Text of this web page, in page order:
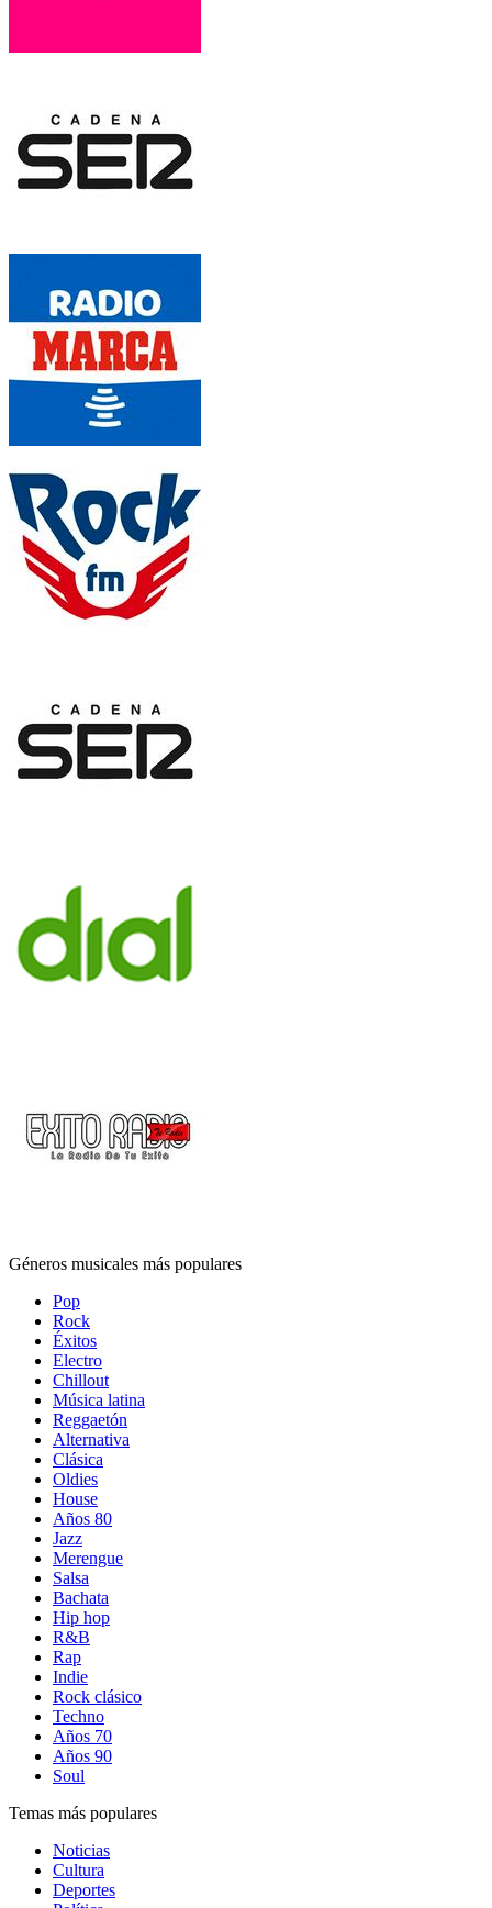
Géneros musicales más populares
Pop
Rock
Éxitos
Electro
Chillout
Música latina
Reggaetón
Alternativa
Clásica
Oldies
House
Años 80
Jazz
Merengue
Salsa
Bachata
Hip hop
R&B
Rap
Indie
Rock clásico
Techno
Años 70
Años 90
Soul
Temas más populares
Noticias
Cultura
Deportes